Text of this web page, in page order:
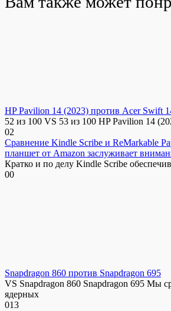
HP Pavilion 14 (2023) против Acer Swift
52 из 100 VS 53 из 100 HP Pavilion 14
02
Сравнение Kindle Scribe и ReMarkable
планшет от Amazon заслуживает
Кратко и по делу Kindle Scribe
00
Snapdragon 860 против Snapdragon 695
VS Snapdragon 860 Snapdragon 695 Мы
ядерных
013